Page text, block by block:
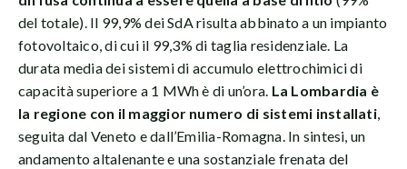
del totale). Il 99,9% dei SdA risulta abbinato a un impianto
fotovoltaico, di cui il 99,3% di taglia residenziale. La
durata media dei sistemi di accumulo elettrochimici di
capacità superiore a 1 MWh è di un’ora. La Lombardia è
la regione con il maggior numero di sistemi installati,
seguita dal Veneto e dall’Emilia-Romagna. In sintesi, un
andamento altalenante e una sostanziale frenata del